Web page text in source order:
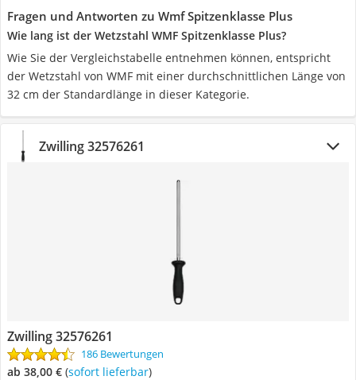
Fragen und Antworten zu Wmf Spitzenklasse Plus
Wie lang ist der Wetzstahl WMF Spitzenklasse Plus?
Wie Sie der Vergleichstabelle entnehmen können, entspricht
der Wetzstahl von WMF mit einer durchschnittlichen Länge von
32 cm der Standardlänge in dieser Kategorie.
Zwilling 32576261
Zwilling 32576261
186 Bewertungen
ab 38,00 € ( Sofort lieferbar)